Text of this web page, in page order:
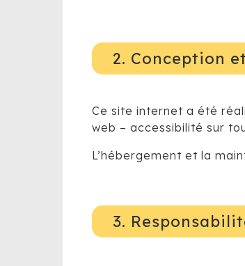
2. Conception
Ce site internet a été
web – accessibilité sur
L’hébergement et la
3.